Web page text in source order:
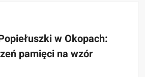
w Okopach:
pamięci na wzór